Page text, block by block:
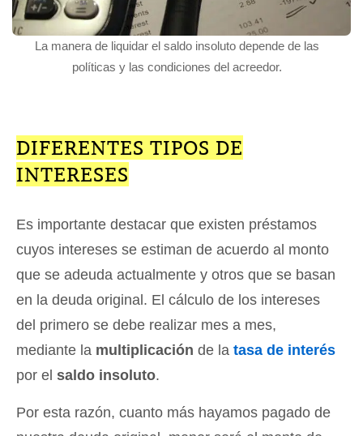
La manera de liquidar el saldo insoluto depende de las
políticas y las condiciones del acreedor.
DIFERENTES TIPOS DE
INTERESES
Es importante destacar que existen préstamos
cuyos intereses se estiman de acuerdo al monto
que se adeuda actualmente y otros que se basan
en la deuda original. El cálculo de los intereses
del primero se debe realizar mes a mes,
mediante la multiplicación de la tasa de interés
por el saldo insoluto.
Por esta razón, cuanto más hayamos pagado de